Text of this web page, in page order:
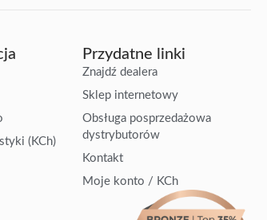
(KCh)
Przydatne linki
Znajdź dealera
Sklep internetowy
Obsługa posprzedażowa
dystrybutorów
Kontakt
Moje konto / KCh